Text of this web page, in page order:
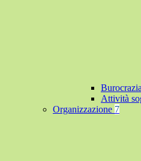
Attività
Organizzazione 7